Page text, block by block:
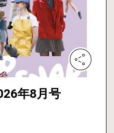
年8月号